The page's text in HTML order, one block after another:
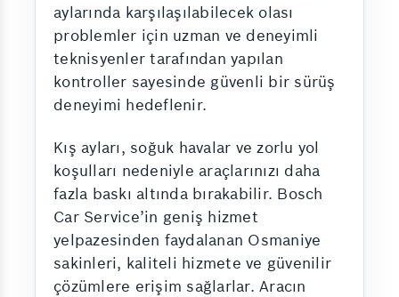
aylarında karşılaşılabilecek olası
problemler için uzman ve deneyimli
teknisyenler tarafından yapılan
kontroller sayesinde güvenli bir sürüş
deneyimi hedeflenir.
Kış ayları, soğuk havalar ve zorlu yol
koşulları nedeniyle araçlarınızı daha
fazla baskı altında bırakabilir. Bosch
Car Service’in geniş hizmet
yelpazesinden faydalanan Osmaniye
sakinleri, kaliteli hizmete ve güvenilir
çözümlere erişim sağlarlar. Aracın